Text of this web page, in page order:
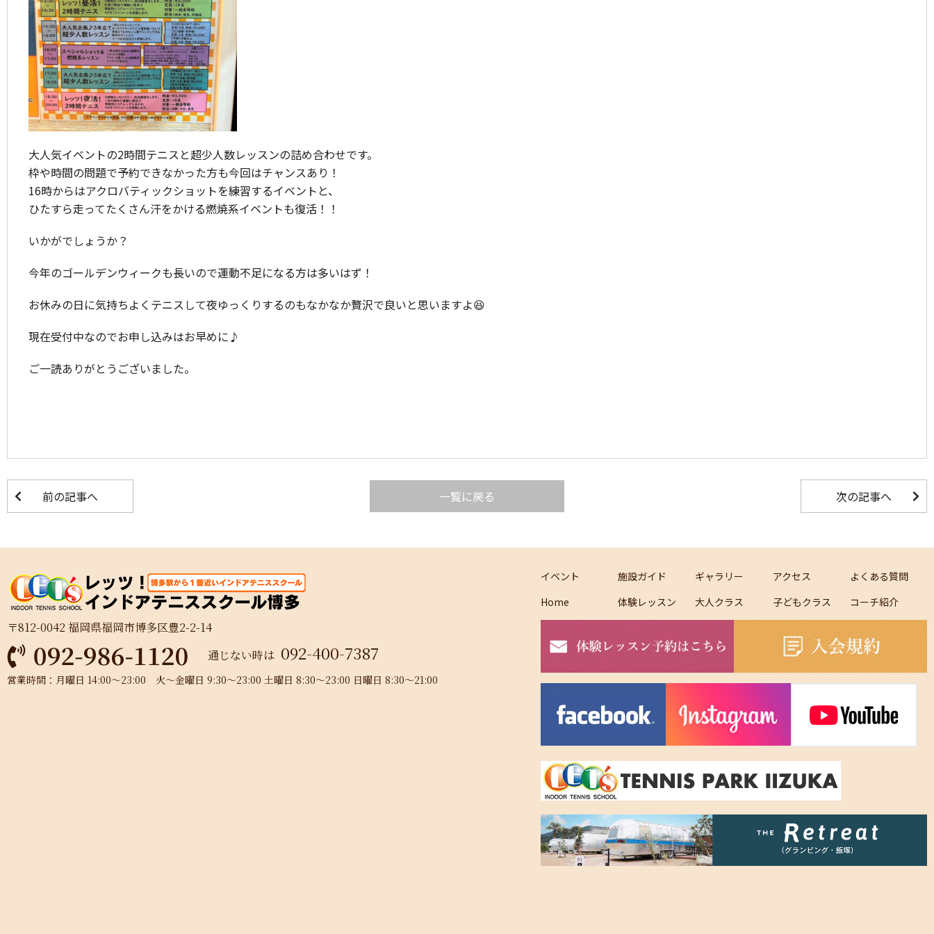
大人気イベントの2時間テニスと超少人数レッスンの詰め合わせです。
枠や時間の問題で予約できなかった方も今回はチャンスあり！
16時からはアクロバティックショットを練習するイベントと、
ひたすら走ってたくさん汗をかける燃焼系イベントも復活！！
いかがでしょうか？
今年のゴールデンウィークも長いので運動不足になる方は多いはず！
お休みの日に気持ちよくテニスして夜ゆっくりするのもなかなか贅沢で良いと思いますよ😆
現在受付中なのでお申し込みはお早めに♪
ご一読ありがとうございました。
前の記事へ 一覧に戻る 次の記事へ
〒812-0042 福岡県福岡市博多区豊2-2-14
通じない時は 092-400-7387
営業時間：月曜日 14:00～23:00 火～金曜日 9:30～23:00 土曜日 8:30～23:00 日曜日 8:30～21:00
イベント 施設ガイド ギャラリー アクセス
よくある質問
Home
体験レッスン 大人クラス 子どもクラス コーチ紹介